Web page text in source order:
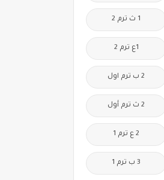
1 ث ترم 2
1ع ترم 2
2 ب ترم اول
2 ث ترم أول
2 ع ترم 1
3 ب ترم 1